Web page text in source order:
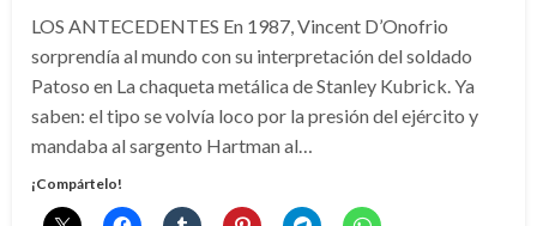
LOS ANTECEDENTES En 1987, Vincent D’Onofrio
sorprendía al mundo con su interpretación del soldado
Patoso en La chaqueta metálica de Stanley Kubrick. Ya
saben: el tipo se volvía loco por la presión del ejército y
mandaba al sargento Hartman al…
¡Compártelo!